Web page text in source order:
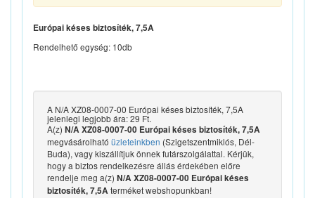
Európai késes biztosíték, 7,5A
Rendelhető egység: 10db
A N/A XZ08-0007-00 Európai késes biztosíték, 7,5A
jelenlegi legjobb ára: 29 Ft.
A(z) N/A XZ08-0007-00 Európai késes biztosíték, 7,5A
megvásárolható üzleteinkben (Szigetszentmiklós, Dél-
Buda), vagy kiszállítjuk önnek futárszolgálattal. Kérjük,
hogy a biztos rendelkezésre állás érdekében előre
rendelje meg a(z) N/A XZ08-0007-00 Európai késes
biztosíték, 7,5Aterméket webshopunkban!